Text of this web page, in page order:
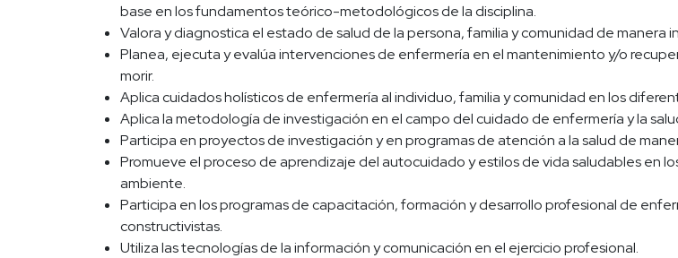
base en los fundamentos teórico-metodológicos de la disciplina.
Valora y diagnostica el estado de salud de la persona, familia y comunidad de manera
Planea, ejecuta y evalúa intervenciones de enfermería en el mantenimiento y/o
morir.
Aplica cuidados holísticos de enfermería al individuo, familia y comunidad en los
Aplica la metodología de investigación en el campo del cuidado de enfermería y la
Participa en proyectos de investigación y en programas de atención a la salud de
Promueve el proceso de aprendizaje del autocuidado y estilos de vida saludables en
ambiente.
Participa en los programas de capacitación, formación y desarrollo profesional de
constructivistas.
Utiliza las tecnologías de la información y comunicación en el ejercicio profesional.